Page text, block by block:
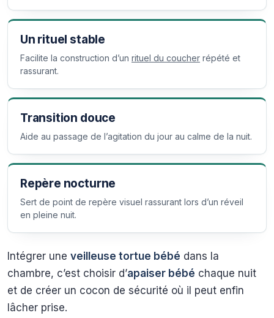
Un rituel stable
Facilite la construction d’un rituel du coucher répété et
rassurant.
Transition douce
Aide au passage de l’agitation du jour au calme de la nuit.
Repère nocturne
Sert de point de repère visuel rassurant lors d’un réveil
en pleine nuit.
Intégrer une veilleuse tortue bébé dans la
chambre, c’est choisir d’apaiser bébé chaque nuit
et de créer un cocon de sécurité où il peut enfin
lâcher prise.